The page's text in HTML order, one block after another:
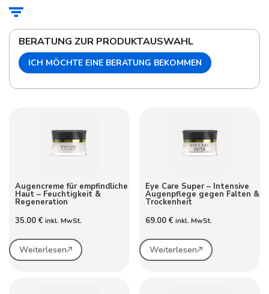
BERATUNG ZUR PRODUKTAUSWAHL
ICH MÖCHTE EINE BERATUNG BEKOMMEN
Augencreme für empfindliche
Haut – Feuchtigkeit &
Regeneration
35.00 € inkl. MwSt.
Weiterlesen
Eye Care Super – Intensive
Augenpflege gegen Falten &
Trockenheit
69.00€ inkl. MwSt.
Weiterlesen